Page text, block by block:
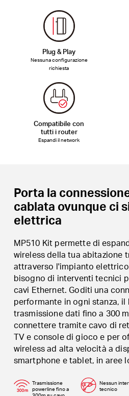
Plug & Play
Nessuna configurazione
richiesta
Compatibile con
tutti i router
Espandi il network
Porta la
cablata ovunque ci
elettrica
MP510 Kit permette di
wireless della tua abitazione
attraverso l'impianto
bisogno di interventi tecnici
cavi Ethernet. Goditi una
performante in ogni stanza,
trasmissione dati fino a 300
connettere tramite cavo di
TV e console di gioco e per
wireless ad alta velocità a
smartphone e tablet, in aree
Trasmissione
powerline fino a
Nessun
tecnico